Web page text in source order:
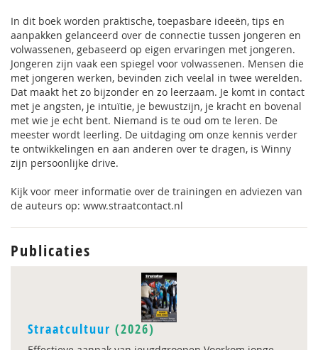
In dit boek worden praktische, toepasbare ideeën, tips en
aanpakken gelanceerd over de connectie tussen jongeren en
volwassenen, gebaseerd op eigen ervaringen met jongeren.
Jongeren zijn vaak een spiegel voor volwassenen. Mensen die
met jongeren werken, bevinden zich veelal in twee werelden.
Dat maakt het zo bijzonder en zo leerzaam. Je komt in contact
met je angsten, je intuïtie, je bewustzijn, je kracht en bovenal
met wie je echt bent. Niemand is te oud om te leren. De
meester wordt leerling. De uitdaging om onze kennis verder
te ontwikkelingen en aan anderen over te dragen, is Winny
zijn persoonlijke drive.
Kijk voor meer informatie over de trainingen en adviezen van
de auteurs op: www.straatcontact.nl
Publicaties
Straatcultuur (2026)